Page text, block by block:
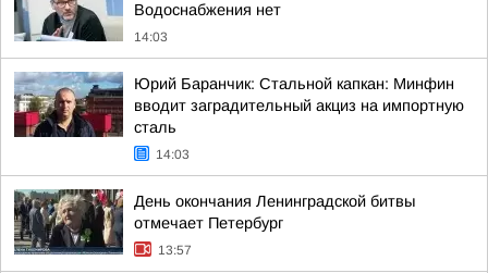
Водоснабжения нет
14:03
Юрий Баранчик: Стальной капкан: Минфин
вводит заградительный акциз на импортную
сталь
14:03
День окончания Ленинградской битвы
отмечает Петербург
13:57